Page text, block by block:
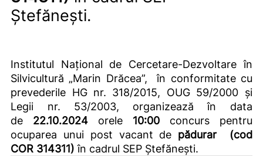
Ștefănești.
Institutul Național de Cercetare-Dezvoltare în
Silvicultură „Marin Drăcea”,
în conformitate cu
prevederile HG nr. 318/2015, OUG 59/2000 și
Legii nr. 53/2003, organizează în data
de 22.10.2024 orele 10:00concurs pentru
ocuparea unui post vacant de pădurar (cod
COR 314311)în cadrul SEP Ștefănești.